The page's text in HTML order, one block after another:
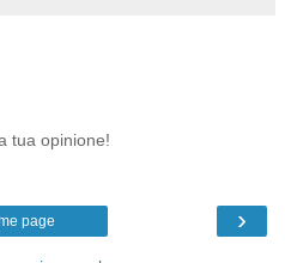
tua opinione!
›
page